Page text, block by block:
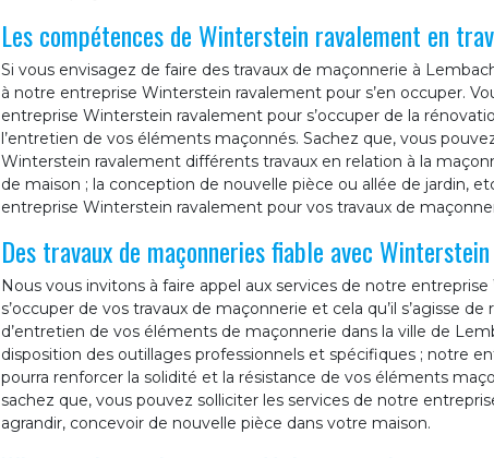
Les compétences de Winterstein ravalement en
Si vous envisagez de faire des travaux de maçonnerie à
à notre entreprise Winterstein ravalement pour s’en occuper.
entreprise Winterstein ravalement pour s’occuper de la
l’entretien de vos éléments maçonnés. Sachez que, vous
Winterstein ravalement différents travaux en relation à la
de maison ; la conception de nouvelle pièce ou allée de jardin,
entreprise Winterstein ravalement pour vos travaux de
Des travaux de maçonneries fiable avec
Nous vous invitons à faire appel aux services de notre
s’occuper de vos travaux de maçonnerie et cela qu’il s’agisse
d’entretien de vos éléments de maçonnerie dans la ville de
disposition des outillages professionnels et spécifiques ; notre
pourra renforcer la solidité et la résistance de vos éléments
sachez que, vous pouvez solliciter les services de notre
agrandir, concevoir de nouvelle pièce dans votre maison.